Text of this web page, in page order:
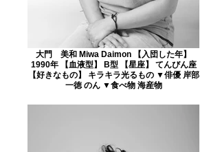
大門 美和 Miwa Daimon 【入団した年】
1990年 【血液型】 B型 【星座】 てんびん座
【好きなもの】 キラキラ光るもの ▼俳優 岸部
一徳 のん ▼食べ物 海産物